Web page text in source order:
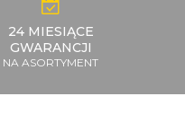
24 MIESIĄCE
GWARANCJI
NA ASORTYMENT